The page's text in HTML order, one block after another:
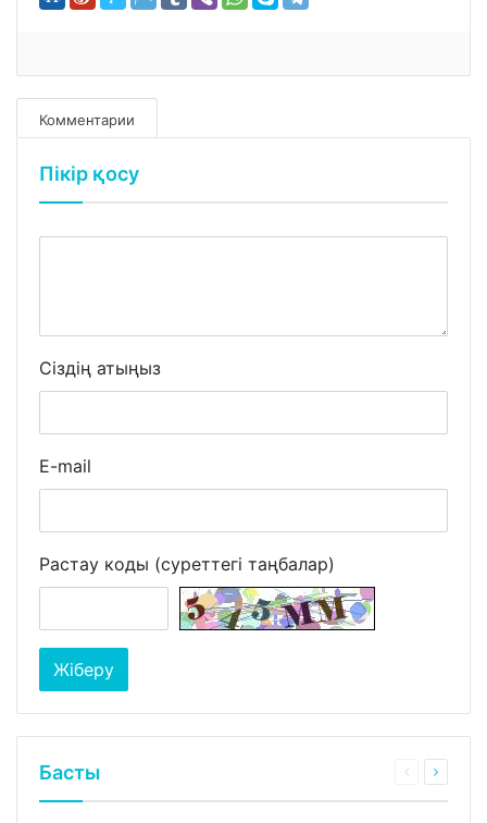
Комментарии
Пікір қосу
Сіздің атыңыз
E-mail
Растау коды (суреттегі таңбалар)
Басты